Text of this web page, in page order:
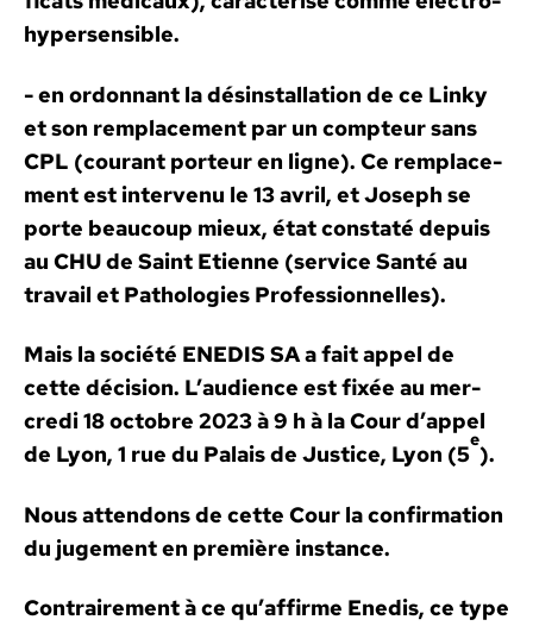
hy­per­sen­si­ble.
- en ordon­nant la désin­stal­la­tion de ce Linky
et son rem­place­ment par un comp­teur sans
CPL (courant por­teur en ligne). Ce rem­place­
ment est inter­venu le 13 avril, et Joseph se
porte beau­coup mieux, état con­staté depuis
au CHU de Saint Eti­enne (ser­vice San­té au
tra­vail et Patholo­gies Pro­fes­sion­nelles).
Mais la société ENEDIS SA a fait appel de
cette déci­sion. L’audi­ence est fixée au mer­
cre­di 18 octo­bre 2023 à 9 h à la Cour d’appel
de Lyon, 1 rue du Palais de Jus­tice, Lyon (5
e
).
Nous atten­dons de cette Cour la con­fir­ma­tion
du juge­menten pre­mière instance.
Con­traire­ment à ce qu’affirme Enedis, ce type